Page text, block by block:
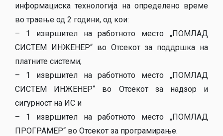
информациска технологија на определено време
во траење од 2 години, од кои:
– 1 извршител на работното место „ПОМЛАД
СИСТЕМ ИНЖЕНЕР“ во Отсекот за поддршка на
платните системи;
– 1 извршител на работното место „ПОМЛАД
СИСТЕМ ИНЖЕНЕР“ во Отсекот за надзор и
сигурност на ИС и
– 1 извршител на работното место „ПОМЛАД
ПРОГРАМЕР“ во Отсекот за програмирање.